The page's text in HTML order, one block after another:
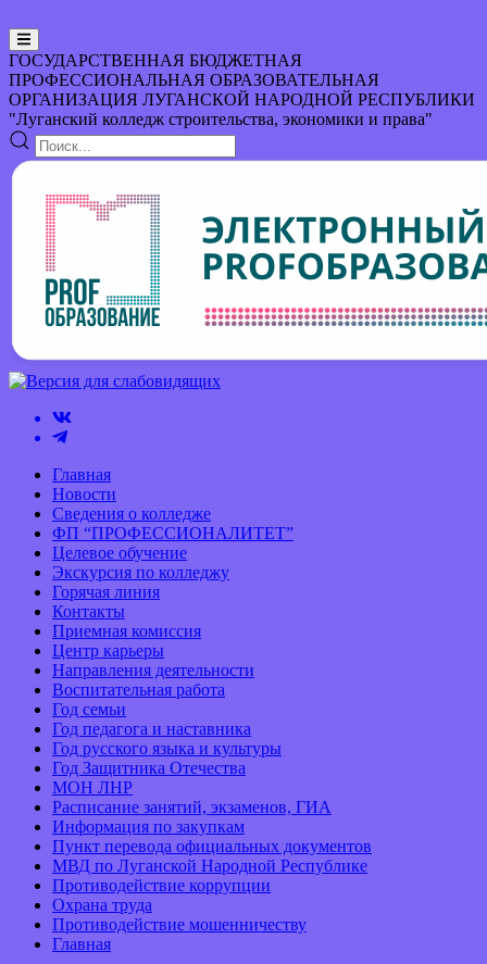
ГОСУДАРСТВЕННАЯ БЮДЖЕТНАЯ
ПРОФЕССИОНАЛЬНАЯ ОБРАЗОВАТЕЛЬНАЯ
ОРГАНИЗАЦИЯ ЛУГАНСКОЙ НАРОДНОЙ РЕСПУБЛИКИ
"Луганский колледж строительства, экономики и права"
Главная
Новости
Сведения о колледже
ФП “ПРОФЕССИОНАЛИТЕТ”
Целевое обучение
Экскурсия по колледжу
Горячая линия
Контакты
Приемная комиссия
Центр карьеры
Направления деятельности
Воспитательная работа
Год семьи
Год педагога и наставника
Год русского языка и культуры
Год Защитника Отечества
МОН ЛНР
Расписание занятий, экзаменов, ГИА
Информация по закупкам
Пункт перевода официальных документов
МВД по Луганской Народной Республике
Противодействие коррупции
Охрана труда
Противодействие мошенничеству
Главная